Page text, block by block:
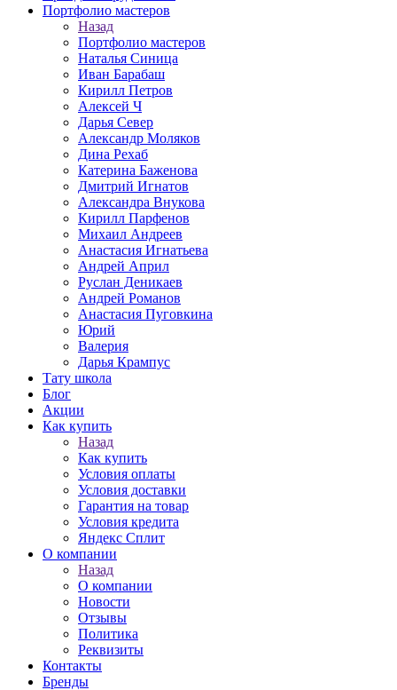
Портфолио мастеров
Назад
Портфолио мастеров
Наталья Синица
Иван Барабаш
Кирилл Петров
Алексей Ч
Дарья Север
Александр Моляков
Дина Рехаб
Катерина Баженова
Дмитрий Игнатов
Александра Внукова
Кирилл Парфенов
Михаил Андреев
Анастасия Игнатьева
Андрей Април
Руслан Деникаев
Андрей Романов
Анастасия Пуговкина
Юрий
Валерия
Дарья Крампус
Тату школа
Блог
Акции
Как купить
Назад
Как купить
Условия оплаты
Условия доставки
Гарантия на товар
Условия кредита
Яндекс Сплит
О компании
Назад
О компании
Новости
Отзывы
Политика
Реквизиты
Контакты
Бренды